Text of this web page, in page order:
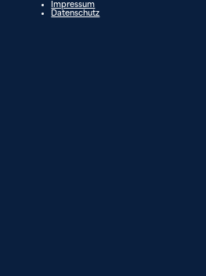
Impressum
Datenschutz